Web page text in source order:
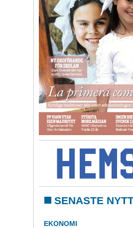
SENASTE
EKONOMI